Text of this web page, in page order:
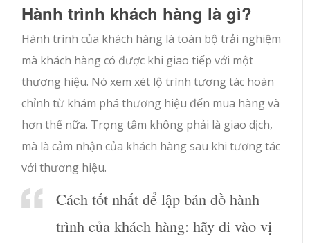
Hành trình khách hàng là gì?
Hành trình của khách hàng là toàn bộ trải nghiệm
mà khách hàng có được khi giao tiếp với một
thương hiệu. Nó xem xét lộ trình tương tác hoàn
chỉnh từ khám phá thương hiệu đến mua hàng và
hơn thế nữa. Trọng tâm không phải là giao dịch,
mà là cảm nhận của khách hàng sau khi tương tác
với thương hiệu.
Cách tốt nhất để lập bản đồ hành
trình của khách hàng: hãy đi vào vị